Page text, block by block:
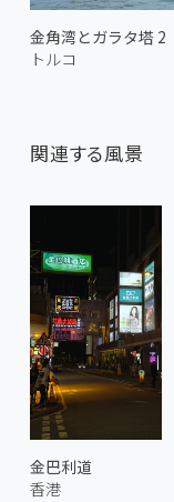
金角湾とガラタ塔 2
トルコ
関連する風景
金巴利道
香港